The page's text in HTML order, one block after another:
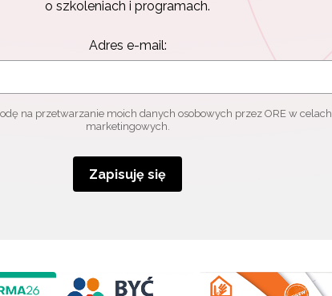
o szkoleniach i programach.
Adres e-mail:
na przetwarzanie moich danych osobowych przez ORE w celach
marketingowych.
Zapisuję się